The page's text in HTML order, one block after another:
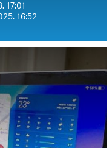
17:01
16:52